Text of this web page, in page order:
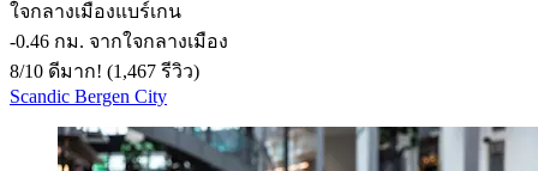
ใจกลางเมืองแบร์เกน
‐0.46 กม. จากใจกลางเมือง
8/10 ดีมาก! (1,467 รีวิว)
Scandic Bergen City